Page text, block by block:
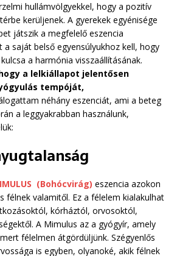
hullámvölgyekkel, hogy a pozitív
kerüljenek. A gyerekek egyénisége
játszik a megfelelő eszencia
a saját belső egyensúlyukhoz kell, hogy
a harmónia visszaállításának.
a lelkiállapot jelentősen
tempóját,
néhány eszenciát, ami a beteg
a leggyakrabban használunk,
(Bohócvirág) eszencia azokon
félnek valamitől. Ez a félelem kialakulhat
kórháztól, orvosoktól,
A Mimulus az a gyógyír, amely
félelmen átgördüljünk. Szégyenlős
is egyben, olyanoké, akik félnek